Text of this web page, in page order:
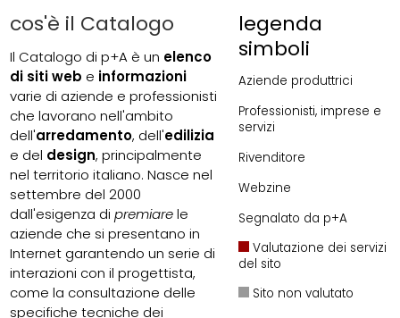
legenda
simboli
Aziende produttrici
Professionisti, imprese e
servizi
Rivenditore
Webzine
Segnalato da p+A
Valutazione dei servizi
del sito
Sito non valutato
cos'è il Catalogo
Il Catalogo di p+A è un elenco
di siti web e informazioni
varie di aziende e professionisti
che lavorano nell'ambito
dell'arredamento, dell'edilizia
e del design, principalmente
nel territorio italiano. Nasce nel
settembre del 2000
dall'esigenza dipremiarele
aziende che si presentano in
Internet garantendo un serie di
interazioni con il progettista,
come la consultazione delle
specifiche tecniche dei